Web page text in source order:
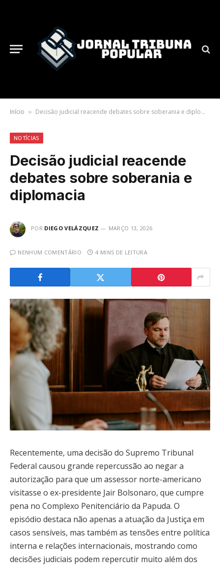
Início » Decisão judicial reacende debates sobre soberania e diplomacia
NOTÍCIAS
Decisão judicial reacende
debates sobre soberania e
diplomacia
POR DIEGO VELÁZQUEZ MARÇO 13, 2026
NENHUM COMENTÁRIO 4 MINS DE LEITURA
Recentemente, uma decisão do Supremo Tribunal
Federal causou grande repercussão ao negar a
autorização para que um assessor norte-americano
visitasse o ex-presidente Jair Bolsonaro, que cumpre
pena no Complexo Penitenciário da Papuda. O
episódio destaca não apenas a atuação da Justiça em
casos sensíveis, mas também as tensões entre política
interna e relações internacionais, mostrando como
decisões judiciais podem repercutir muito além dos